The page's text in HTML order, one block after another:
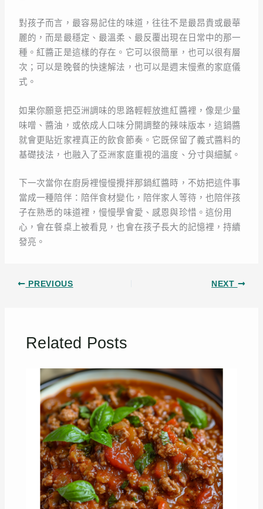
對孩子而言，最容易記住的味道，往往不是最昂貴或最華
麗的，而是最穩定、最溫柔、最反覆出現在日常中的那一
種。紅醬正是這樣的存在。它可以很簡單，也可以很有層
次；可以是晚餐的快速解法，也可以是週末慢煮的家庭儀
式。
如果你願意把亞洲調味的思路輕輕放進紅醬裡，像是少量
味噌、醬油，或依成人口味分開調整的辣味版本，這鍋醬
就會更貼近家裡真正的飲食節奏。它既保留了義式醬料的
基礎技法，也融入了亞洲家庭重視的溫度、分寸與細膩。
下一次當你在廚房裡慢慢攪拌那鍋紅醬時，不妨把這件事
當成一種陪伴：陪伴食材變化，陪伴家人等待，也陪伴孩
子在熟悉的味道裡，慢慢學會愛、感恩與珍惜。這份用
心，會在餐桌上被看見，也會在孩子長大的記憶裡，持續
發亮。
PREVIOUS NEXT
Related Posts